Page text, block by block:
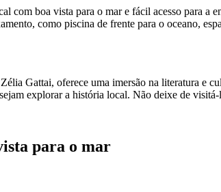
com boa vista para o mar e fácil acesso para
como piscina de frente para o oceano,
Gattai, oferece uma imersão na literatura e
explorar a história local. Não deixe de visitá-
para o mar